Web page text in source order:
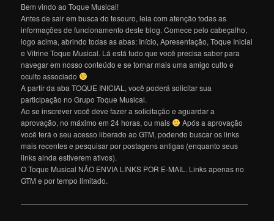
Bem vindo ao Toque Musical!
Antes de sair em busca do tesouro, leia com atenção todas as
informações de funcionamento deste blog. Comece pelo cabeçalho,
logo acima, abrindo todas as abas: Início, Apresentação, Toque Inicial
e Vitrine Toque Musical. Lá está tudo que você precisa saber para
navegar em nosso conteúdo e se tornar mais uma amigo culto e
oculto associado
A partir da aba TOQUE INICIAL, você poderá solicitar sua
participação no Grupo Toque Musical.
Ao se inscrever você deve fazer a solicitação e aguardar a
aprovação, no máximo em 24 horas, ou mais
Após a aprovação
você terá o seu acesso liberado ao GTM, podendo buscar os links
mais recentes e pesquisar por postagens antigas (enquanto seus
links ainda estiverem ativos).
O Toque Musical NÃO ENVIA LINKS POR E-MAIL. Links apenas no
GTM e por tempo limitado.
———————————————————————————————